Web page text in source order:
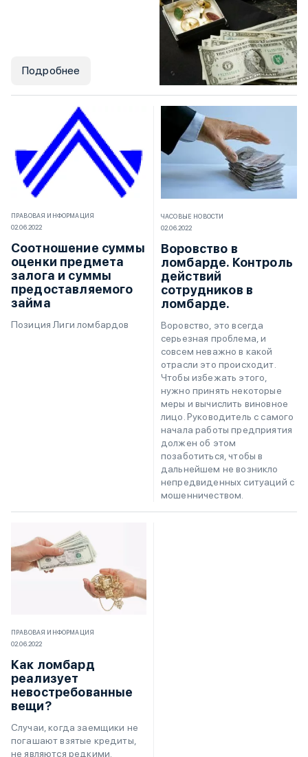
Подробнее
ПРАВОВАЯ ИНФОРМАЦИЯ
02.06.2022
Соотношение суммы
оценки предмета
залога и суммы
предоставляемого
займа
Позиция Лиги ломбардов
ЧАСОВЫЕ НОВОСТИ
02.06.2022
Воровство в
ломбарде. Контроль
действий
сотрудников в
ломбарде.
Воровство, это всегда
серьезная проблема, и
совсем неважно в какой
отрасли это происходит.
Чтобы избежать этого,
нужно принять некоторые
меры и вычислить виновное
лицо. Руководитель с самого
начала работы предприятия
должен об этом
позаботиться, чтобы в
дальнейшем не возникло
непредвиденных ситуаций с
мошенничеством.
ПРАВОВАЯ ИНФОРМАЦИЯ
02.06.2022
Как ломбард
реализует
невостребованные
вещи?
Случаи, когда заемщики не
погашают взятые кредиты,
не являются редкими.